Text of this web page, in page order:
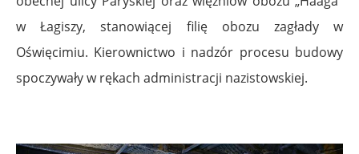
w Łagiszy, stanowiącej filię obozu zagłady w
Oświęcimiu. Kierownictwo i nadzór procesu budowy
spoczywały w rękach administracji nazistowskiej.